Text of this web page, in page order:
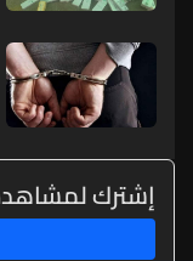
إشترك